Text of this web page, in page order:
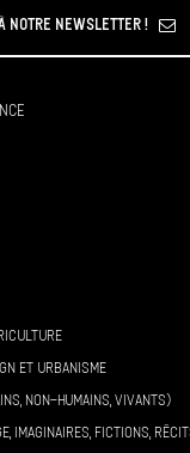
Notre Newsletter !
ET URBANISME
NON-HUMAINS, VIVANTS)
IMAGINAIRES, FICTIONS,